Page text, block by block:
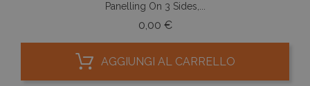
Panelling On 3 Sides,...
0,00 €Prezzo
AGGIUNGI AL CARRELLO